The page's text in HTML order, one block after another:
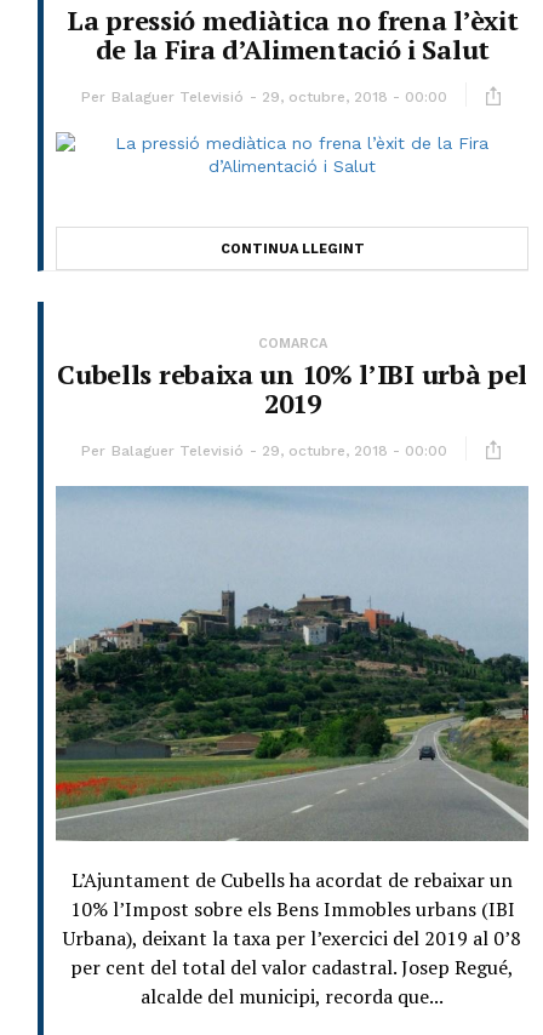
La pressió mediàtica no frena l’èxit
de la Fira d’Alimentació i Salut
Per Balaguer Televisió 29, octubre, 2018 - 00:00
CONTINUA LLEGINT
COMARCA
Cubells rebaixa un 10% l’IBI urbà pel
2019
Per Balaguer Televisió 29, octubre, 2018 - 00:00
L’Ajuntament de Cubells ha acordat de rebaixar un
10% l’Impost sobre els Bens Immobles urbans (IBI
Urbana), deixant la taxa per l’exercici del 2019 al 0’8
per cent del total del valor cadastral. Josep Regué,
alcalde del municipi, recorda que...